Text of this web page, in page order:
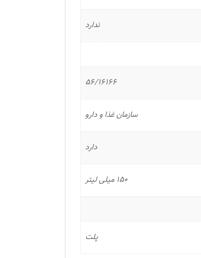
ندارد
56/16166
سازمان غذا و دارو
دارد
150 میلی لیتر
پلت